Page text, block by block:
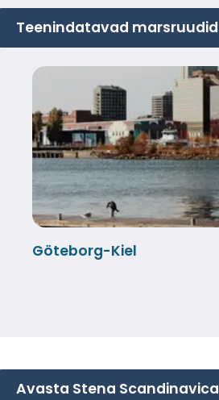
Teenindatavad marsruudid
Göteborg-Kiel
Avasta Stena Scandinavica